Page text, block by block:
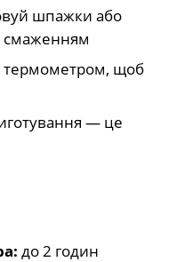
шпажки або
смаженням
термометром, щоб
— це
до 2 годин